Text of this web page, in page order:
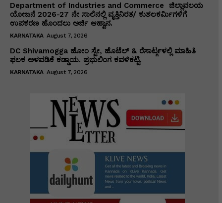
Department of Industries and Commerce ಜಿಲ್ಲಾವಲಯ
ಯೋಜನೆ 2026-27 ನೇ ಸಾಲಿನಲ್ಲಿ ವೃತ್ತಿನಿರತ/ ಕುಶಲಕರ್ಮಿಗಳಿಗೆ
ಉಪಕರಣ ಹೊಂದಲು ಅರ್ಜಿ ಆಹ್ವಾನ.
KARNATAKA August 7, 2026
DC Shivamogga ಹೋಂ ಸ್ಟೇ, ಹೊಟೆಲ್ & ರೆಸಾರ್ಟ್ಗಳಲ್ಲಿ ಮಾಹಿತಿ
ಫಲಕ ಅಳವಡಿಕೆ ಕಡ್ಡಾಯ. ಪ್ರಭುಲಿಂಗ ಕವಳಿಕಟ್ಟಿ.
KARNATAKA August 7, 2026